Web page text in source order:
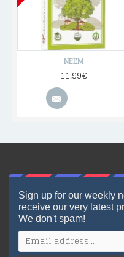
NEEM
11.99€
Sign up for our weekly
receive our very latest
We don't spam!